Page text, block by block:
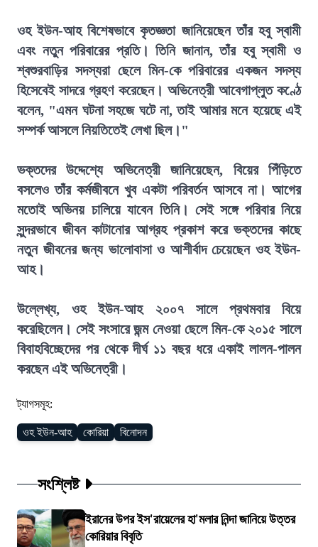
ওহ ইউন-আহ বিশেষভাবে কৃতজ্ঞতা জানিয়েছেন তাঁর হবু স্বামী
এবং নতুন পরিবারের প্রতি। তিনি জানান, তাঁর হবু স্বামী ও
শ্বশুরবাড়ির সদস্যরা ছেলে মিন-কে পরিবারের একজন সদস্য
হিসেবেই সাদরে গ্রহণ করেছেন। অভিনেত্রী আবেগাপ্লুত কণ্ঠে
বলেন, "এমন ঘটনা সহজে ঘটে না, তাই আমার মনে হয়েছে এই
সম্পর্ক আসলে নিয়তিতেই লেখা ছিল।"
ভক্তদের উদ্দেশ্যে অভিনেত্রী জানিয়েছেন, বিয়ের পিঁড়িতে
বসলেও তাঁর কর্মজীবনে খুব একটা পরিবর্তন আসবে না। আগের
মতোই অভিনয় চালিয়ে যাবেন তিনি। সেই সঙ্গে পরিবার নিয়ে
সুন্দরভাবে জীবন কাটানোর আগ্রহ প্রকাশ করে ভক্তদের কাছে
নতুন জীবনের জন্য ভালোবাসা ও আশীর্বাদ চেয়েছেন ওহ ইউন-
আহ।
উল্লেখ্য, ওহ ইউন-আহ ২০০৭ সালে প্রথমবার বিয়ে
করেছিলেন। সেই সংসারে জন্ম নেওয়া ছেলে মিন-কে ২০১৫ সালে
বিবাহবিচ্ছেদের পর থেকে দীর্ঘ ১১ বছর ধরে একাই লালন-পালন
করছেন এই অভিনেত্রী।
ট্যাগসমূহ:
ওহ ইউন-আহ কোরিয়া বিনোদন
সংশ্লিষ্ট
ইরানের উপর ইস'রায়েলের হা'মলার নিন্দা জানিয়ে উত্তর
কোরিয়ার বিবৃতি